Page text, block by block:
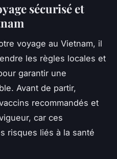
sécurisé et
voyage au Vietnam, il
les règles locales et
garantir une
Avant de partir,
recommandés et
car ces
risques liés à la santé